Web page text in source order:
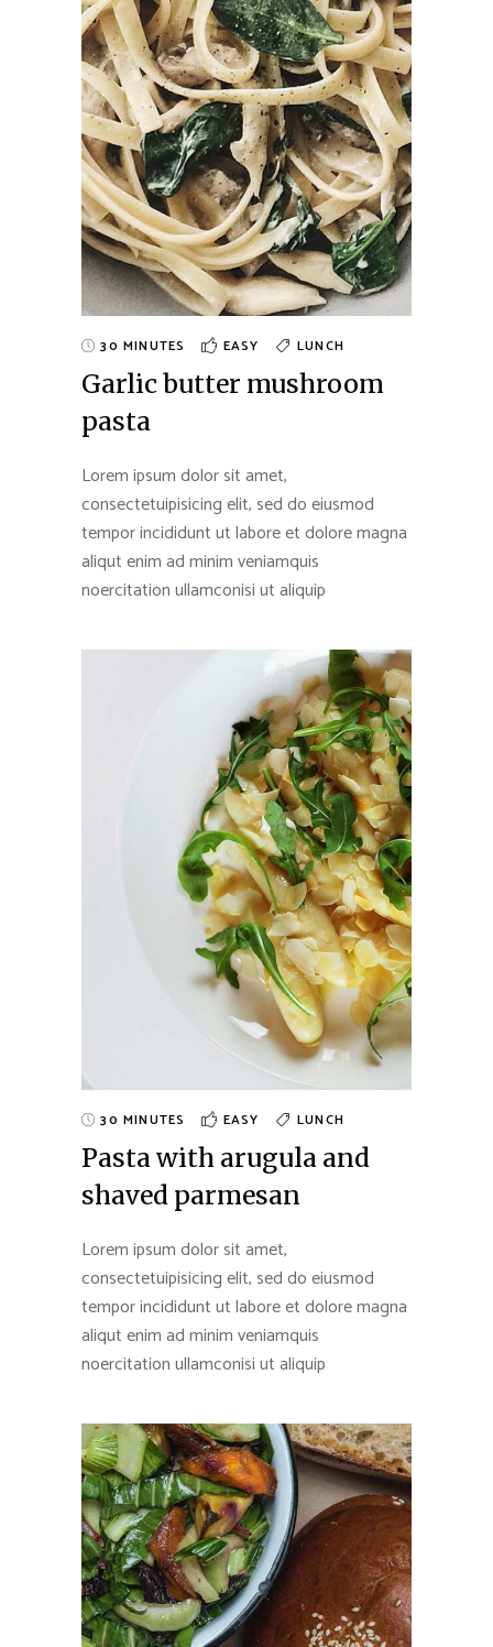
30 MINUTES EASY LUNCH
Garlic butter mushroom
pasta
Lorem ipsum dolor sit amet,
consectetuipisicing elit, sed do eiusmod
tempor incididunt ut labore et dolore magna
aliqut enim ad minim veniamquis
noercitation ullamconisi ut aliquip
30 MINUTES EASY LUNCH
Pasta with arugula and
shaved parmesan
Lorem ipsum dolor sit amet,
consectetuipisicing elit, sed do eiusmod
tempor incididunt ut labore et dolore magna
aliqut enim ad minim veniamquis
noercitation ullamconisi ut aliquip